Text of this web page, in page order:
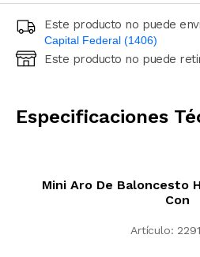
Este producto no puede
Capital Federal (1406)
Ingresá código postal (sólo
Este producto no puede
Especificaciones
Mini Aro De Baloncesto
Con
Artículo: